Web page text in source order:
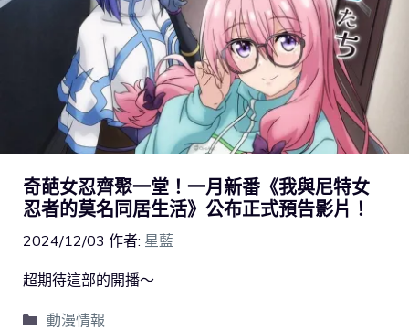
奇葩女忍齊聚一堂！一月新番《我與尼特女
忍者的莫名同居生活》公布正式預告影片！
2024/12/03 作者: 星藍
超期待這部的開播～
動漫情報